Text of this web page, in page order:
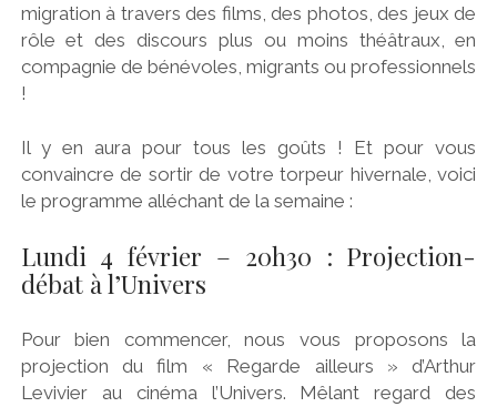
migration à travers des films, des photos, des jeux de
rôle et des discours plus ou moins théâtraux, en
compagnie de bénévoles, migrants ou professionnels
!
Il y en aura pour tous les goûts ! Et pour vous
convaincre de sortir de votre torpeur hivernale, voici
le programme alléchant de la semaine :
Lundi 4 février – 20h30 : Projection-
débat à l’Univers
Pour bien commencer, nous vous proposons la
projection du film « Regarde ailleurs » d’Arthur
Levivier au cinéma l’Univers. Mêlant regard des